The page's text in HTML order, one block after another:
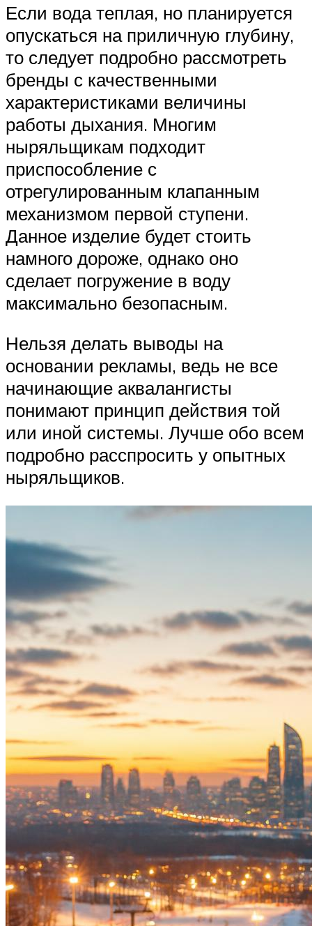
Если вода теплая, но планируется
опускаться на приличную глубину,
то следует подробно рассмотреть
бренды с качественными
характеристиками величины
работы дыхания. Многим
ныряльщикам подходит
приспособление с
отрегулированным клапанным
механизмом первой ступени.
Данное изделие будет стоить
намного дороже, однако оно
сделает погружение в воду
максимально безопасным.
Нельзя делать выводы на
основании рекламы, ведь не все
начинающие аквалангисты
понимают принцип действия той
или иной системы. Лучше обо всем
подробно расспросить у опытных
ныряльщиков.